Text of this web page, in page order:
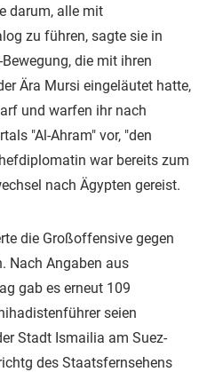
darum, alle mit
zu führen, sagte sie in
die mit ihren
Ära Mursi eingeläutet hatte,
und warfen ihr nach
"Al-Ahram" vor, "den
war bereits zum
nach Ägypten gereist.
die Großoffensive gegen
Nach Angaben aus
gab es erneut 109
seien
Stadt Ismailia am Suez-
des Staatsfernsehens